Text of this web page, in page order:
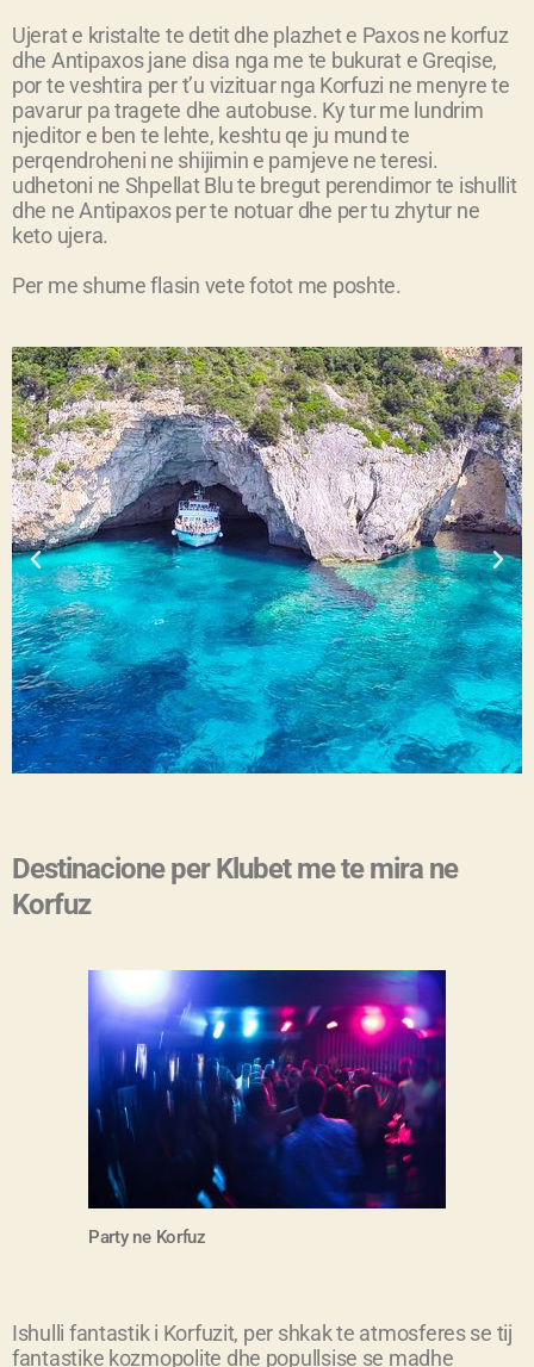
Ujerat e kristalte te detit dhe plazhet e Paxos ne korfuz
dhe Antipaxos jane disa nga me te bukurat e Greqise,
por te veshtira per t’u vizituar nga Korfuzi ne menyre te
pavarur pa tragete dhe autobuse. Ky tur me lundrim
njeditor e ben te lehte, keshtu qe ju mund te
perqendroheni ne shijimin e pamjeve ne teresi.
udhetoni ne Shpellat Blu te bregut perendimor te ishullit
dhe ne Antipaxos per te notuar dhe per tu zhytur ne
keto ujera.
Per me shume flasin vete fotot me poshte.
Destinacione per Klubet me te mira ne
Korfuz
Party ne Korfuz
Ishulli fantastik i Korfuzit, per shkak te atmosferes se tij
fantastike kozmopolite dhe popullsise se madhe